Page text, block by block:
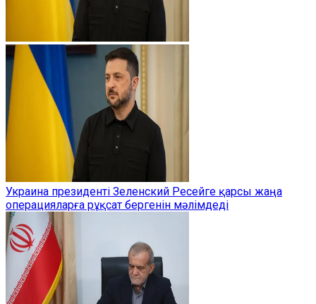
Украина президенті Зеленский Ресейге қарсы жаңа
операцияларға рұқсат бергенін мәлімдеді